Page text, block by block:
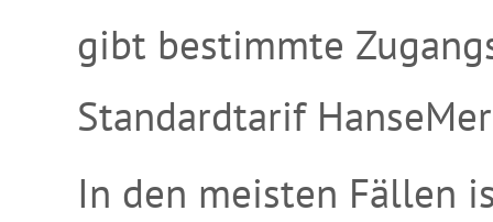
gibt bestimmte
Standardtarif
In den meisten Fällen